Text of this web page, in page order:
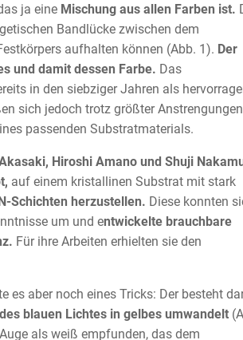
ja eine Mischung aus allen Farben ist.
Bandlücke zwischen dem
aufhalten können (Abb. 1). Der
und damit dessen Farbe. Das
in den siebziger Jahren als
sich jedoch trotz größter Anstrengungen
passenden Substratmaterials.
Hiroshi Amano und Shuji
auf einem kristallinen Substrat mit stark
Schichten herzustellen. Diese konnten
um und entwickelte brauchbare
Für ihre Arbeiten erhielten sie den
aber noch eines Tricks: Der besteht
blauen Lichtes in gelbes umwandelt
als weiß empfunden, das dem